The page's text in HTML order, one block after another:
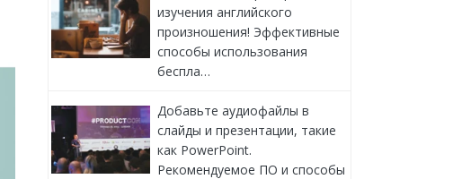
изучения английского
произношения! Эффективные
способы использования
беспла…
Добавьте аудиофайлы в
слайды и презентации, такие
как PowerPoint.
Рекомендуемое ПО и способы